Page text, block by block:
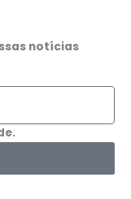
notícias